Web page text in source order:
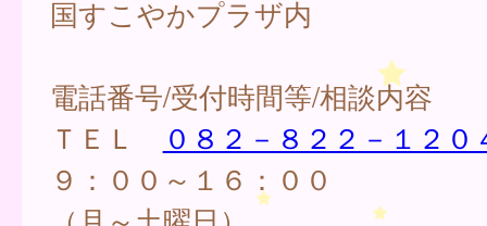
国すこやかプラザ内
電話番号/受付時間等/相談内容
ＴＥＬ
０８２－８２２－１２０
９：００～１６：００